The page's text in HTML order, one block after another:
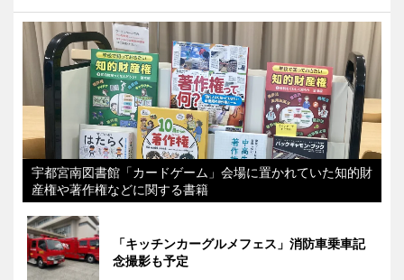
宇都宮南図書館「カードゲーム」会場に置かれていた知的財
産権や著作権などに関する書籍
「キッチンカーグルメフェス」消防車乗車記
念撮影も予定